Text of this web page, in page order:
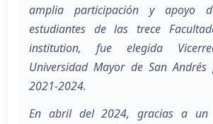
amplia participación y apoyo
estudiantes de las trece
institution, fue elegida
Universidad Mayor de San
2021-2024.
En abril del 2024, gracias a un